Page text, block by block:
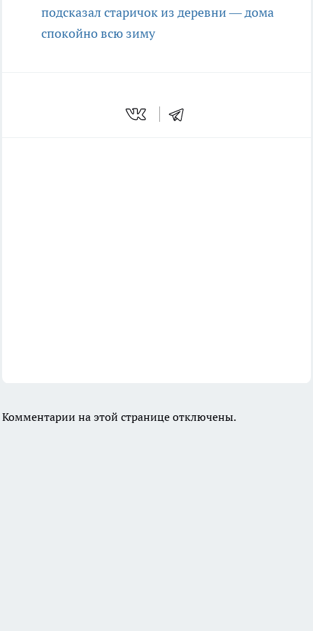
подсказал старичок из деревни — дома
спокойно всю зиму
Комментарии на этой странице отключены.